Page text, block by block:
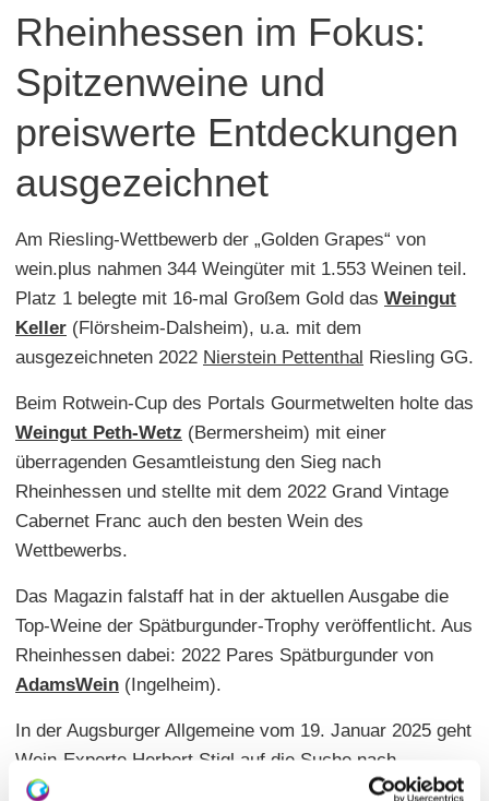
Rheinhessen im Fokus:
Spitzenweine und
preiswerte Entdeckungen
ausgezeichnet
Am Riesling-Wettbewerb der „Golden Grapes“ von
wein.plus nahmen 344 Weingüter mit 1.553 Weinen teil.
Platz 1 belegte mit 16-mal Großem Gold das Weingut
Keller (Flörsheim-Dalsheim), u.a. mit dem
ausgezeichneten 2022 Nierstein Pettenthal Riesling GG.
Beim Rotwein-Cup des Portals Gourmetwelten holte das
Weingut Peth-Wetz (Bermersheim) mit einer
überragenden Gesamtleistung den Sieg nach
Rheinhessen und stellte mit dem 2022 Grand Vintage
Cabernet Franc auch den besten Wein des
Wettbewerbs.
Das Magazin falstaff hat in der aktuellen Ausgabe die
Top-Weine der Spätburgunder-Trophy veröffentlicht. Aus
Rheinhessen dabei: 2022 Pares Spätburgunder von
AdamsWein (Ingelheim).
In der Augsburger Allgemeine vom 19. Januar 2025 geht
Wein-Experte Herbert Stigl auf die Suche nach
Weingütern, die neben ihrem herausragenden